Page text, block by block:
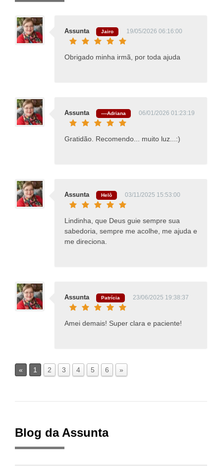
Assunta Jairo 19/05/2026 06:16:00
Obrigado minha irmã, por toda ajuda
Assunta ----Adriana 06/01/2026 01:23:19
Gratidão. Recomendo... muito luz...:)
Assunta Helô 03/11/2025 15:53:00
Lindinha, que Deus guie sempre sua
sabedoria, sempre me acolhe, me ajuda e
me direciona.
Assunta Patrícia 23/06/2025 19:38:37
Amei demais! Super clara e paciente!
« 1 2 3 4 5 6 »
Blog da Assunta